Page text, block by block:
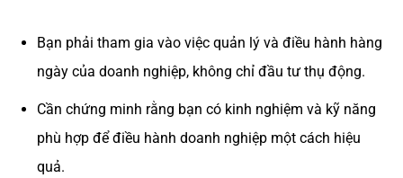
Bạn phải tham gia vào việc quản lý và điều hành hàng
ngày của doanh nghiệp, không chỉ đầu tư thụ động.
Cần chứng minh rằng bạn có kinh nghiệm và kỹ năng
phù hợp để điều hành doanh nghiệp một cách hiệu
quả.